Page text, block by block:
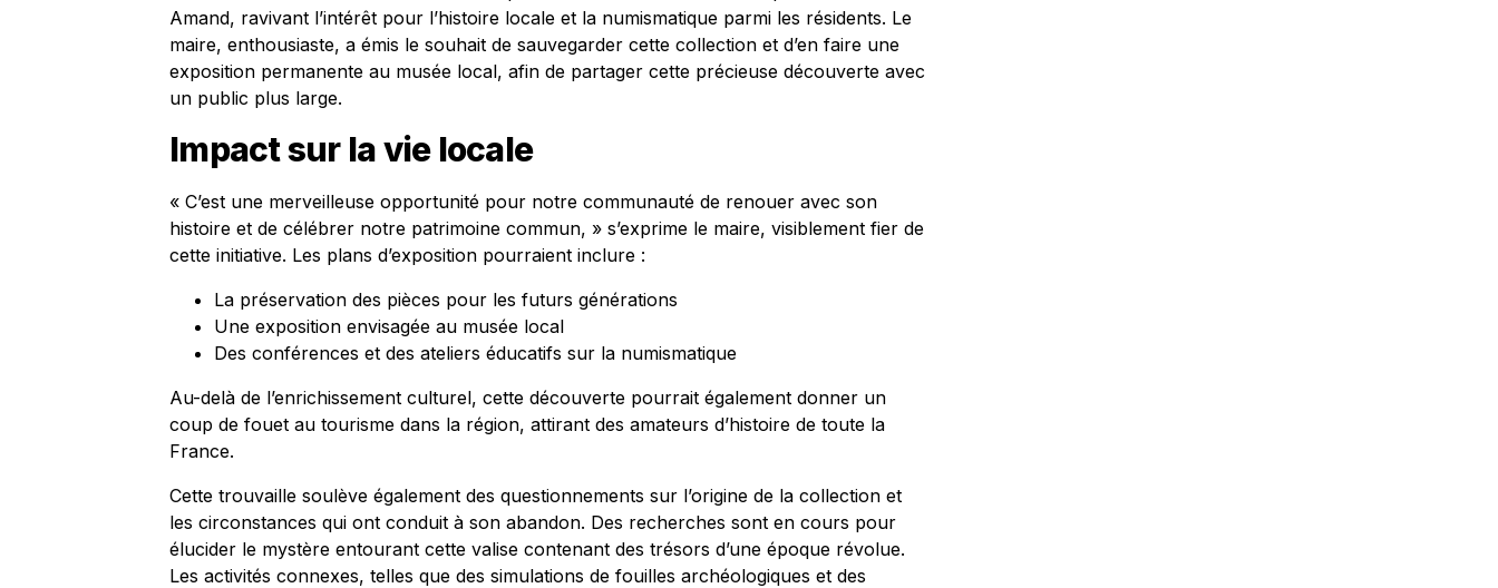
Amand, ravivant l’intérêt pour l’histoire locale et la numismatique parmi les résidents. Le
maire, enthousiaste, a émis le souhait de sauvegarder cette collection et d’en faire une
exposition permanente au musée local, afin de partager cette précieuse découverte avec
un public plus large.
Impact sur la vie locale
« C’est une merveilleuse opportunité pour notre communauté de renouer avec son
histoire et de célébrer notre patrimoine commun, » s’exprime le maire, visiblement fier de
cette initiative. Les plans d’exposition pourraient inclure :
La préservation des pièces pour les futurs générations
Une exposition envisagée au musée local
Des conférences et des ateliers éducatifs sur la numismatique
Au-delà de l’enrichissement culturel, cette découverte pourrait également donner un
coup de fouet au tourisme dans la région, attirant des amateurs d’histoire de toute la
France.
Cette trouvaille soulève également des questionnements sur l’origine de la collection et
les circonstances qui ont conduit à son abandon. Des recherches sont en cours pour
élucider le mystère entourant cette valise contenant des trésors d’une époque révolue.
Les activités connexes, telles que des simulations de fouilles archéologiques et des